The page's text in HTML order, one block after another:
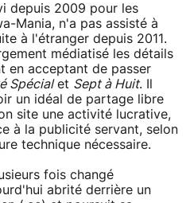
depuis 2009 pour les
Mania, n'a pas assisté à
à l'étranger depuis 2011.
médiatisé les détails
en acceptant de passer
Spécialet Sept à Huit. Il
un idéal de partage libre
site une activité lucrative,
à la publicité servant, selon
technique nécessaire.
fois changé
abrité derrière un